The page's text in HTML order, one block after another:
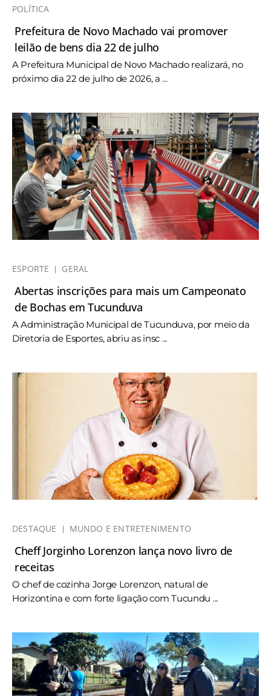
POLÍTICA
Prefeitura de Novo Machado vai promover
leilão de bens dia 22 de julho
A Prefeitura Municipal de Novo Machado realizará, no
próximo dia 22 de julho de 2026, a ...
ESPORTE GERAL
Abertas inscrições para mais um Campeonato
de Bochas em Tucunduva
A Administração Municipal de Tucunduva, por meio da
Diretoria de Esportes, abriu as insc ...
DESTAQUE MUNDO E ENTRETENIMENTO
Cheff Jorginho Lorenzon lança novo livro de
receitas
O chef de cozinha Jorge Lorenzon, natural de
Horizontina e com forte ligação com Tucundu ...